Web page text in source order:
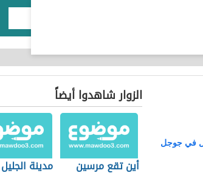
في جوجل
الزوار شاهدوا أيضاً
أين تقع مرسين مدينة الجليل